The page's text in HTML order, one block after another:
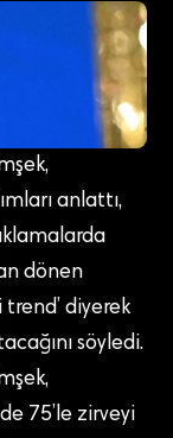
anlattı,
dönen
trend’ diyerek
söyledi.
75’le zirveyi